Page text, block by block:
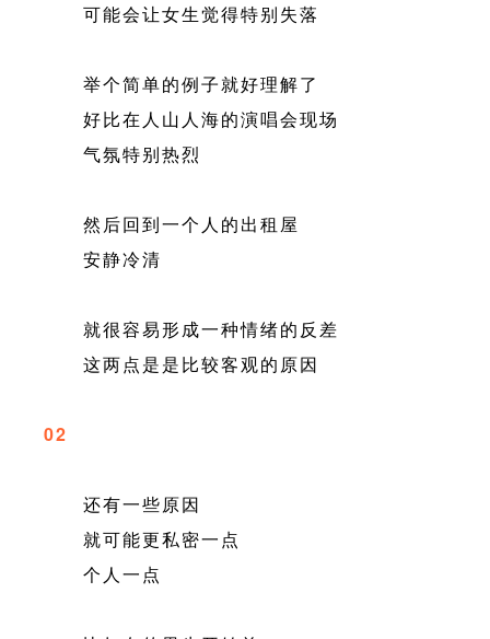
可能会让女生觉得特别失落
举个简单的例子就好理解了
好比在人山人海的演唱会现场
气氛特别热烈
然后回到一个人的出租屋
安静冷清
就很容易形成一种情绪的反差
这两点是是比较客观的原因
02
还有一些原因
就可能更私密一点
个人一点